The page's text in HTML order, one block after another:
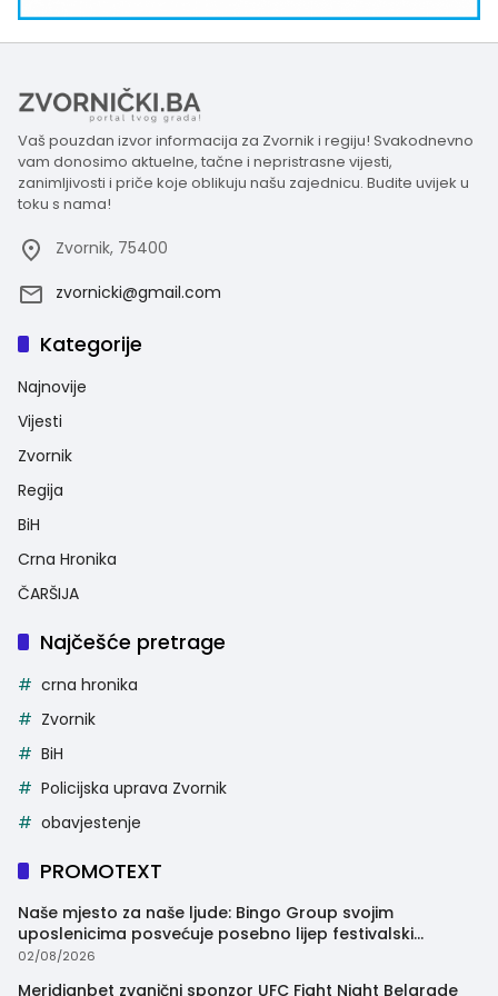
Vaš pouzdan izvor informacija za Zvornik i regiju! Svakodnevno
vam donosimo aktuelne, tačne i nepristrasne vijesti,
zanimljivosti i priče koje oblikuju našu zajednicu. Budite uvijek u
toku s nama!
Zvornik, 75400
zvornicki@gmail.com
Kategorije
Najnovije
Vijesti
Zvornik
Regija
BiH
Crna Hronika
ČARŠIJA
Najčešće pretrage
crna hronika
Zvornik
BiH
Policijska uprava Zvornik
obavjestenje
PROMOTEXT
Naše mjesto za naše ljude: Bingo Group svojim
uposlenicima posvećuje posebno lijep festivalski
trenutak
02/08/2026
Meridianbet zvanični sponzor UFC Fight Night Belgrade